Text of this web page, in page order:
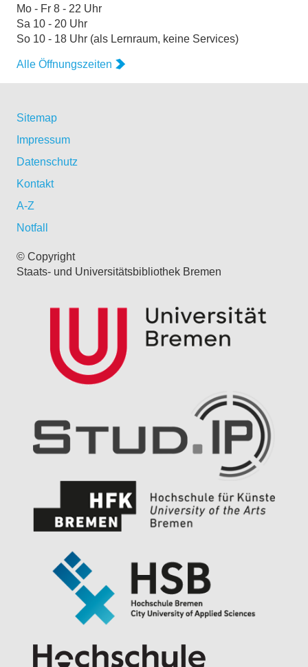
Mo - Fr 8 - 22 Uhr
Sa 10 - 20 Uhr
So 10 - 18 Uhr (als Lernraum, keine Services)
Alle Öffnungszeiten
Sitemap
Impressum
Datenschutz
Kontakt
A-Z
Notfall
© Copyright
Staats- und Universitätsbibliothek Bremen